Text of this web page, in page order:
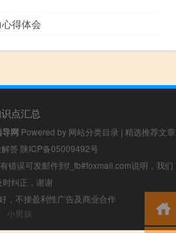
得体会
点汇总
网 Powered by 网站分类目录 | 精选推荐文章
答 陕ICP备05009492号
错误可发邮件到f_fb#foxmail.com说明，我们
时纠正，谢谢
，不接盈利性广告及商业合作
小男孩